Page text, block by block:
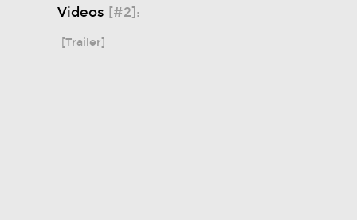
Videos [#2]:
[Trailer]